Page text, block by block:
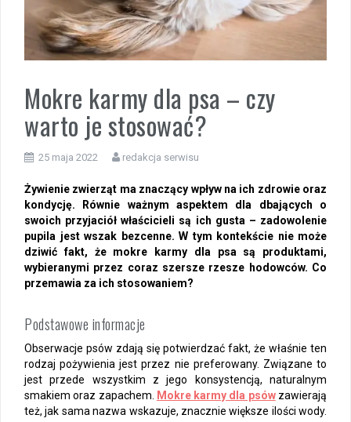
Mokre karmy dla psa – czy
warto je stosować?
25 maja 2022 redakcja serwisu
Żywienie zwierząt ma znaczący wpływ na ich zdrowie oraz
kondycję. Równie ważnym aspektem dla dbających o
swoich przyjaciół właścicieli są ich gusta – zadowolenie
pupila jest wszak bezcenne. W tym kontekście nie może
dziwić fakt, że mokre karmy dla psa są produktami,
wybieranymi przez coraz szersze rzesze hodowców. Co
przemawia za ich stosowaniem?
Podstawowe informacje
Obserwacje psów zdają się potwierdzać fakt, że właśnie ten
rodzaj pożywienia jest przez nie preferowany. Związane to
jest przede wszystkim z jego konsystencją, naturalnym
smakiem oraz zapachem.
Mokre karmy dla psów zawierają
też, jak sama nazwa wskazuje, znacznie większe ilości wody.